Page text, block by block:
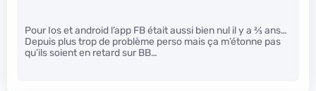
Pour Ios et android l’app FB était aussi bien nul il y a 2⁄3ans…
Depuis plus trop de problème perso mais ça m’étonne pas
qu’ils soient en retard sur BB…